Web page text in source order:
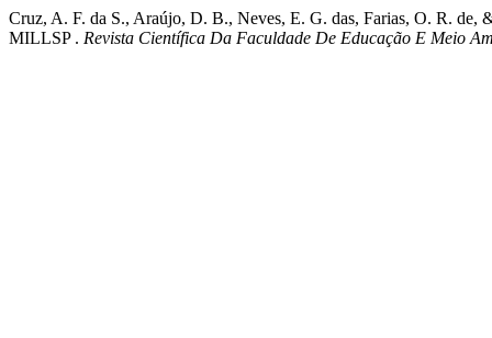
Cruz, A. F. da S., Araújo, D. B., Neves, E. G. das, Farias, O. R.
MILLSP . Revista Científica Da Faculdade De Educação E Meio